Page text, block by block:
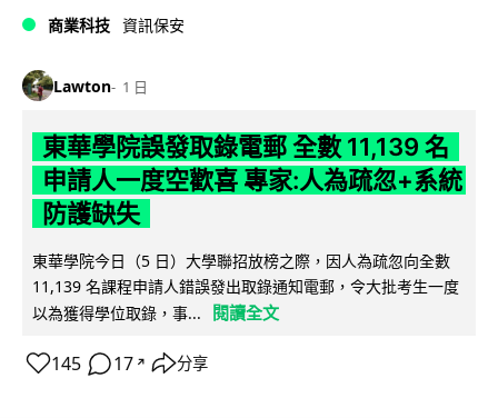
商業科技 資訊保安
Lawton 1 日
東華學院誤發取錄電郵 全數 11,139 名
申請人一度空歡喜 專家:人為疏忽+系統
防護缺失
東華學院今日（5 日）大學聯招放榜之際，因人為疏忽向全數
11,139 名課程申請人錯誤發出取錄通知電郵，令大批考生一度
以為獲得學位取錄，事...
閱讀全文
145 17 ↗ 分享